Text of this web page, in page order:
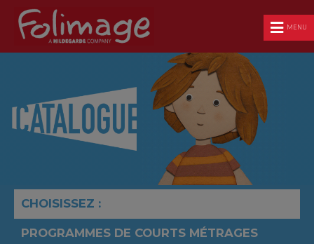
MENU
CHOISISSEZ :
PROGRAMMES DE COURTS MÉTRAGES